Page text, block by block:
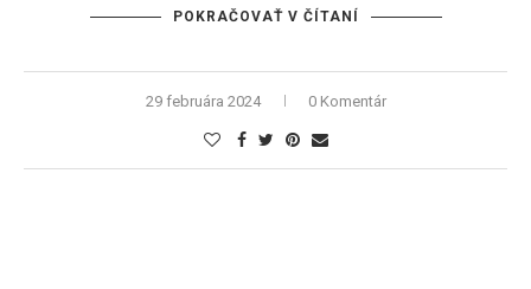
POKRAČOVAŤ V ČÍTANÍ
29 februára 2024 0 Komentár